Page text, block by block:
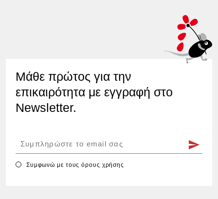
Μάθε πρώτος για την
επικαιρότητα με εγγραφή στο
Newsletter.
Συμφωνώ με τουςόρους χρήσης